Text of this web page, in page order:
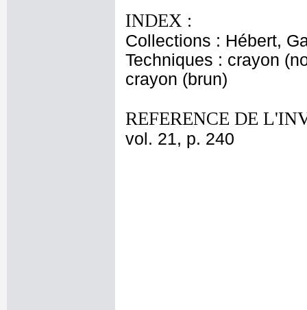
INDEX :
Collections : Hébert,
Techniques : crayon
crayon (brun)
REFERENCE DE
vol. 21, p. 240